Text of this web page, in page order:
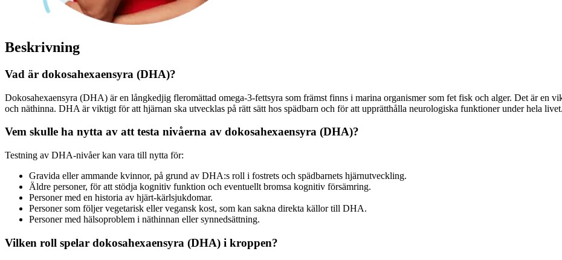
Beskrivning
Vad är dokosahexaensyra (DHA)?
Dokosahexaensyra (DHA) är en långkedjig fleromättad omega-3-fettsyra som främst finns i marina organismer som fet fisk och alger. Det är en
och näthinna. DHA är viktigt för att hjärnan ska utvecklas på rätt sätt hos spädbarn och för att upprätthålla neurologiska funktioner under hela livet.
Vem skulle ha nytta av att testa nivåerna av dokosahexaensyra (DHA)?
Testning av DHA-nivåer kan vara till nytta för:
Gravida eller ammande kvinnor, på grund av DHA:s roll i fostrets och spädbarnets hjärnutveckling.
Äldre personer, för att stödja kognitiv funktion och eventuellt bromsa kognitiv försämring.
Personer med en historia av hjärt-kärlsjukdomar.
Personer som följer vegetarisk eller vegansk kost, som kan sakna direkta källor till DHA.
Personer med hälsoproblem i näthinnan eller synnedsättning.
Vilken roll spelar dokosahexaensyra (DHA) i kroppen?